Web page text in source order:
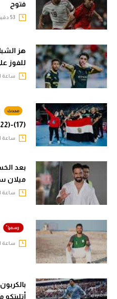
فتوح
هز
للفوز
ساعة |
(17)-(22) الدنمارك.. الشوط الثاني
ساعة |
بعد
ميلان
ساعة |
ساعة |
أتليتكو